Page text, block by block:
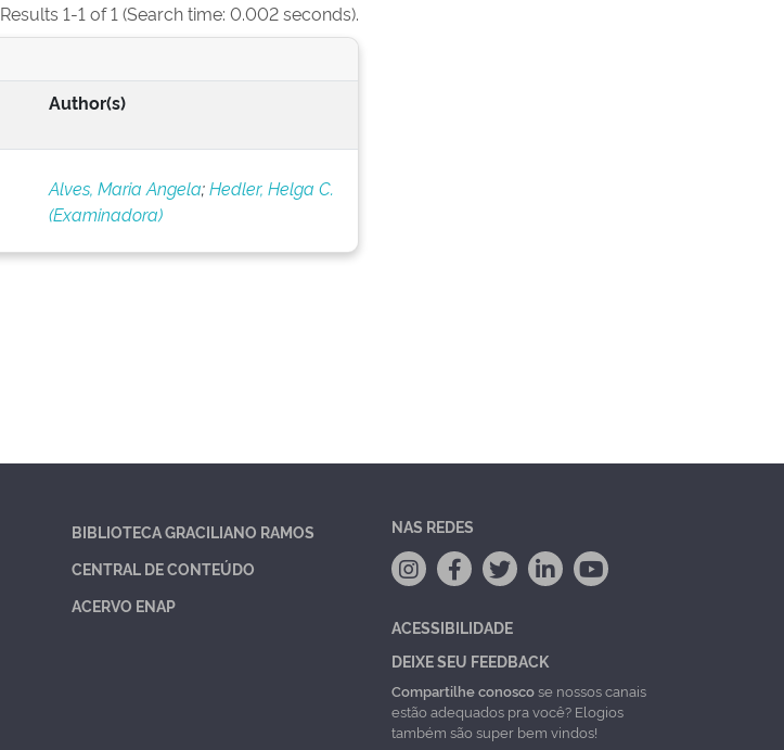
Results 1-1 of 1 (Search time: 0.002 seconds).
Author(s)
Alves, Maria Angela;Hedler, Helga C.
(Examinadora)
BIBLIOTECA GRACILIANO RAMOS
CENTRAL DE CONTEÚDO
ACERVO ENAP
NAS REDES
ACESSIBILIDADE
DEIXE SEU FEEDBACK
Compartilhe conoscose nossos canais
estão adequados pra você? Elogios
também são super bem vindos!